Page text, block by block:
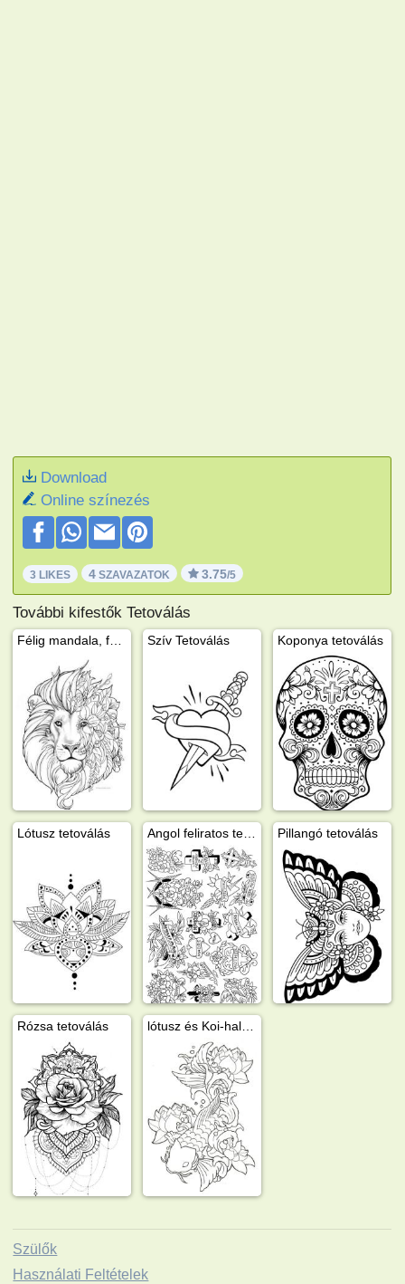
Download
Online színezés
3 LIKES 4 SZAVAZATOK 3.75/5
További kifestők Tetoválás
Szív Tetoválás Koponya tetoválás
Lótusz tetoválás Pillangó tetoválás
Rózsa tetoválás
Szülők
Használati Feltételek